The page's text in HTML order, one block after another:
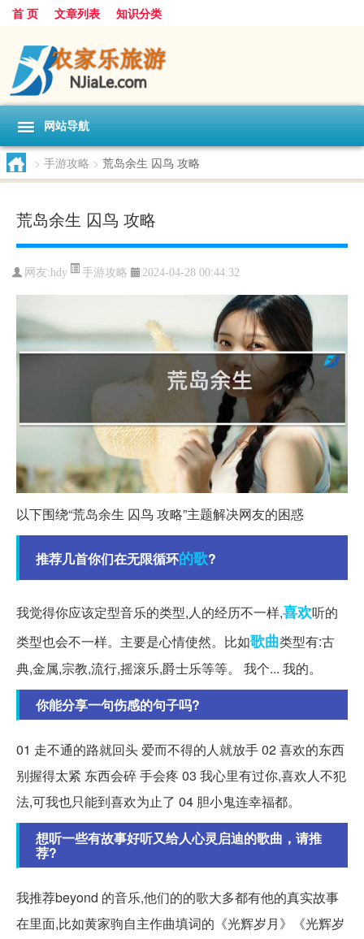
首 页 文章列表 知识分类
网站导航
> 手游攻略 > 荒岛余生 囚鸟 攻略
荒岛余生 囚鸟 攻略
网友:hdy 手游攻略 2024-04-28 00:44:32
以下围绕“荒岛余生 囚鸟 攻略”主题解决网友的困惑
推荐几首你们在无限循环的歌?
我觉得你应该定型音乐的类型,人的经历不一样,喜欢听的
类型也会不一样。主要是心情使然。比如歌曲类型有:古
典,金属,宗教,流行,摇滚乐,爵士乐等等。 我个... 我的。
你能分享一句伤感的句子吗?
01 走不通的路就回头 爱而不得的人就放手 02 喜欢的东西
别握得太紧 东西会碎 手会疼 03 我心里有过你,喜欢人不犯
法,可我也只能到喜欢为止了 04 胆小鬼连幸福都。
想听一些有故事好听又给人心灵启迪的歌曲，请推
荐?
我推荐beyond 的音乐,他们的的歌大多都有他的真实故事
在里面,比如黄家驹自主作曲填词的《光辉岁月》《光辉岁